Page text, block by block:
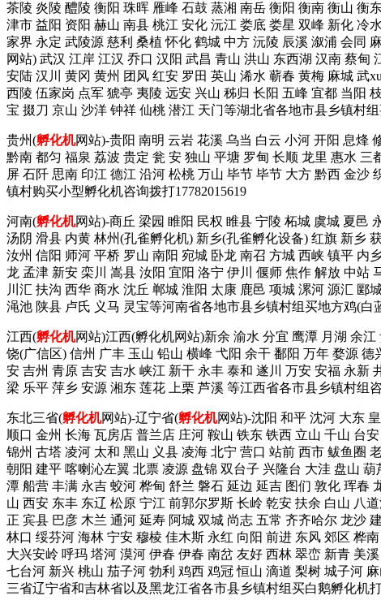
茶陵 炎陵 醴陵 衡阳 珠晖 雁峰 石鼓 蒸湘 南岳 衡阳 衡南 衡山 衡
津市 益阳 资阳 赫山 南县 桃江 安化 沅江 娄底 娄星 双峰 新化 冷
家界 永定 武陵源 慈利 桑植 怀化 鹤城 中方 沅陵 辰溪 溆浦 会同
网站) 武汉 江岸 江汉 乔口 汉阳 武昌 青山 洪山 东西湖 汉南 蔡
安陆 汉川 黄冈 黄州 团风 红安 罗田 英山 浠水 蕲春 黄梅 麻城 武
西陵 伍家岗 点军 猇亭 夷陵 远安 兴山 秭归 长阳 五峰 宜都 当阳
宝 掇刀 京山 沙洋 钟祥 仙桃 潜江 天门等湖北省各地市县乡镇村
贵州(孵化机网站)-贵阳 南明 云岩 花溪 乌当 白云 小河 开阳 息烽
黔南 都匀 福泉 荔波 贵定 瓮 安 独山 平塘 罗甸 长顺 龙里 惠水
屏 石阡 思南 印江 德江 沿河 松桃 万山 毕节 毕节 大方 黔西 金
镇村购买小型孵化机咨询拨打17782015619
河南(孵化机网站)-商丘 梁园 睢阳 民权 睢县 宁陵 柘城 虞城 夏邑
汤阴 滑县 内黄 林州(孔雀孵化机) 新乡(孔雀孵化设备) 红旗 新乡
汝州 信阳 师河 平桥 罗山 南阳 宛城 卧龙 南召 方城 西峡 镇平 内
龙 孟津 新安 栾川 嵩县 汝阳 宜阳 洛宁 伊川 偃师 焦作 解放 中站
川汇 扶沟 西华 商水 沈丘 郸城 淮阳 太康 鹿邑 项城 漯河 源汇
渑池 陕县 卢氏 义马 灵宝等河南省各地市县乡镇村组买地方鸡(
江西(孵化机网站)江西(孵化机网站)新余 渝水 分宜 鹰潭 月湖 余
饶(广信区) 信州 广丰 玉山 铅山 横峰 弋阳 余干 鄱阳 万年 婺源
安 吉州 青原 吉安 吉水 峡江 新干 永丰 泰和 遂川 万安 安福 永新
梁 乐平 萍乡 安源 湘东 莲花 上栗 芦溪 等江西省各市县乡镇村组
东北三省(孵化机网站)-辽宁省(孵化机网站)-沈阳 和平 沈河 大东
顺口 金州 长海 瓦房店 普兰店 庄河 鞍山 铁东 铁西 立山 千山 台
锦州 古塔 凌河 太和 黑山 义县 凌海 北宁 营口 站前 西市 鲅鱼圈
朝阳 建平 喀喇沁左翼 北票 凌源 盘锦 双台子 兴隆台 大洼 盘山
潭 船营 丰满 永吉 蛟河 桦甸 舒兰 磐石 延边 延吉 图们 敦化 珲春
山 西安 东丰 东辽 松原 宁江 前郭尔罗斯 长岭 乾安 扶余 白山 八
正 宾县 巴彦 木兰 通河 延寿 阿城 双城 尚志 五常 齐齐哈尔 龙沙
林口 绥芬河 海林 宁安 穆棱 佳木斯 永红 向阳 前进 东风 郊区 桦
大兴安岭 呼玛 塔河 漠河 伊春 伊春 南岔 友好 西林 翠峦 新青 美
七台河 新兴 桃山 茄子河 勃利 鸡西 鸡冠 恒山 滴道 梨树 城子河
三省辽宁省和吉林省以及黑龙江省各市县乡镇村组买白鹅孵化机